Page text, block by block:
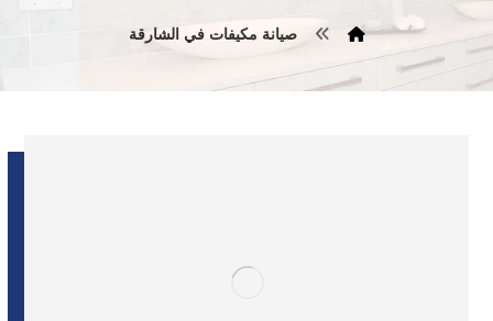
صيانة مكيفات في الشارقة